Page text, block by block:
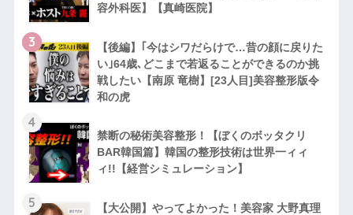
容外科医】【真崎医院】
3
【後編】｢今はシワだらけで…昔の顔に戻りた
い｣64歳､どこまで若返ることができるのか挑
戦したい【南原 竜樹】[23人目]美容整形版令
和の虎
4
禁断の秘術美容整形！【ぼくのボッタクリ
BAR韓国篇】韓国の整形技術は世界一ィィ
ィ!!【経営シミュレーション】
5
【大公開】やってよかった！美容家 大野真理